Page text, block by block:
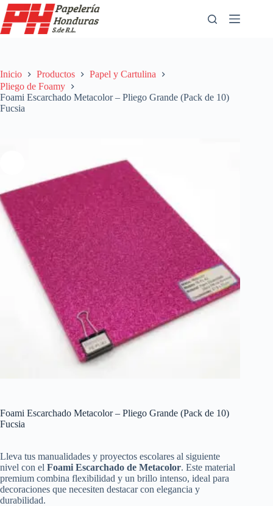
Saltar
al
contenido
Inicio Productos
Papel y Cartulina
Pliego de Foamy
Foami Escarchado Metacolor – Pliego Grande (Pack de 10)
Fucsia
Foami Escarchado Metacolor – Pliego Grande (Pack de 10)
Fucsia
Lleva tus manualidades y proyectos escolares al siguiente
nivel con el Foami Escarchado de Metacolor. Este material
premium combina flexibilidad y un brillo intenso, ideal para
decoraciones que necesiten destacar con elegancia y
durabilidad.